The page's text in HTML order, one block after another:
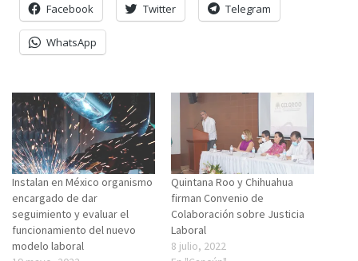
Facebook Twitter Telegram
WhatsApp
Instalan en México organismo
encargado de dar
seguimiento y evaluar el
funcionamiento del nuevo
modelo laboral
Quintana Roo y Chihuahua
firman Convenio de
Colaboración sobre Justicia
Laboral
8 julio, 2022